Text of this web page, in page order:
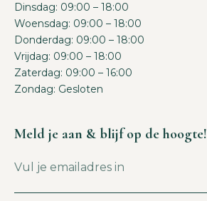
Dinsdag: 09:00 – 18:00
Woensdag: 09:00 – 18:00
Donderdag: 09:00 – 18:00
Vrijdag: 09:00 – 18:00
Zaterdag: 09:00 – 16:00
Zondag: Gesloten
Meld je aan & blijf op de hoogte!